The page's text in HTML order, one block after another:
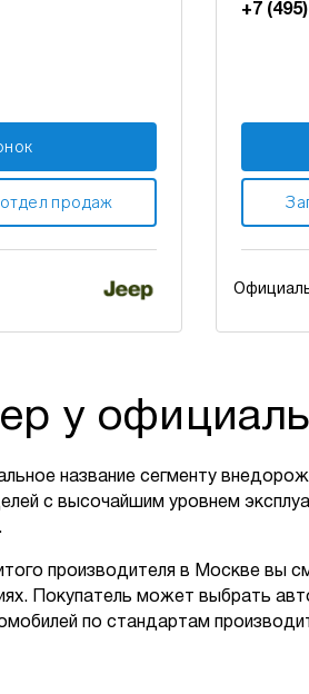
продаж
+7
у
название сегменту
с высочайшим уровнем
производителя в Москве
Покупатель может выбрать
по стандартам